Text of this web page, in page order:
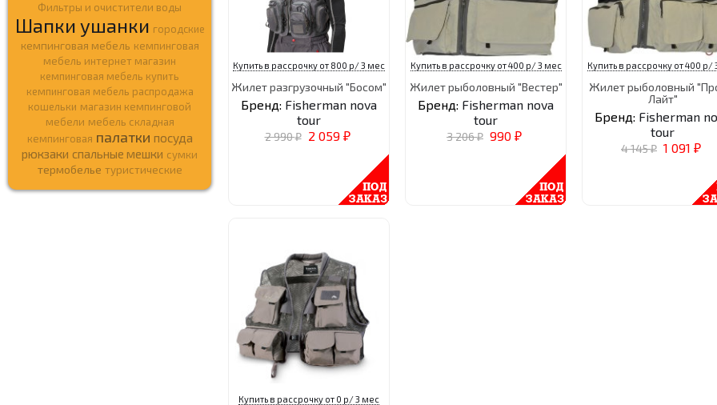
Фильтры и очистители воды
Шапки ушанки городские
кемпинговая мебель кемпинговая
мебель интернет магазин
кемпинговая мебель купить
кемпинговая мебель распродажа
кошельки магазин кемпинговой
мебели мебель складная
кемпинговая палатки посуда
рюкзаки спальные мешки сумки
термобелье туристические
Купить в рассрочку от 800 р/ 3 мес
Жилет разгрузочный "Босом"
Бренд: Fisherman nova
tour
2 990₽ 2 059 ₽
Купить в рассрочку от 400 р/ 3 мес
Жилет рыболовный "Вестер"
Бренд: Fisherman nova
tour
3 206₽ 990 ₽
Купить в рассрочку от 400 р/
Жилет рыболовный
Лайт"
Бренд: Fisherman
tour
4 145₽ 1 091 ₽
Купить в рассрочку от 0 р/ 3 мес